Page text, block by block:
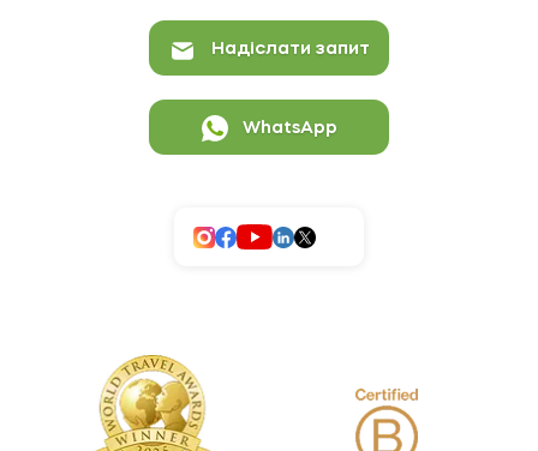
Надіслати запит
WhatsApp